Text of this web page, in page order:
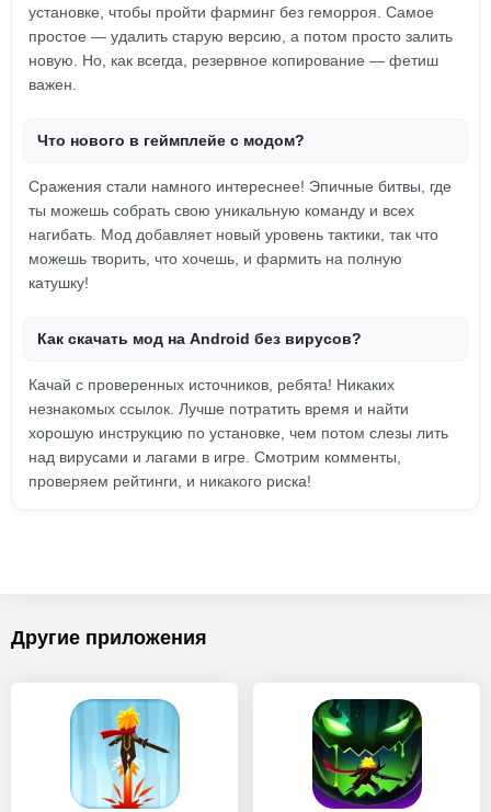
установке, чтобы пройти фарминг без геморроя. Самое
простое — удалить старую версию, а потом просто залить
новую. Но, как всегда, резервное копирование — фетиш
важен.
Что нового в геймплейе с модом?
Сражения стали намного интереснее! Эпичные битвы, где
ты можешь собрать свою уникальную команду и всех
нагибать. Мод добавляет новый уровень тактики, так что
можешь творить, что хочешь, и фармить на полную
катушку!
Как скачать мод на Android без вирусов?
Качай с проверенных источников, ребята! Никаких
незнакомых ссылок. Лучше потратить время и найти
хорошую инструкцию по установке, чем потом слезы лить
над вирусами и лагами в игре. Смотрим комменты,
проверяем рейтинги, и никакого риска!
Другие приложения